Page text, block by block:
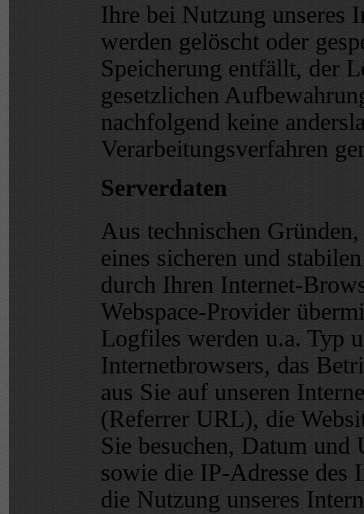
Ihre bei Nutzung unseres
werden gelöscht oder
Speicherung entfällt, der
gesetzlichen
nachfolgend keine
Verarbeitungsverfahren
Serverdaten
Aus technischen
eines sicheren und
durch Ihren Internet-
Webspace-Provider
Logfiles werden u.a. Typ
Internetbrowsers, das
aus Sie auf unseren
(Referrer URL), die
Sie besuchen, Datum
sowie die IP-Adresse des
die Nutzung unseres